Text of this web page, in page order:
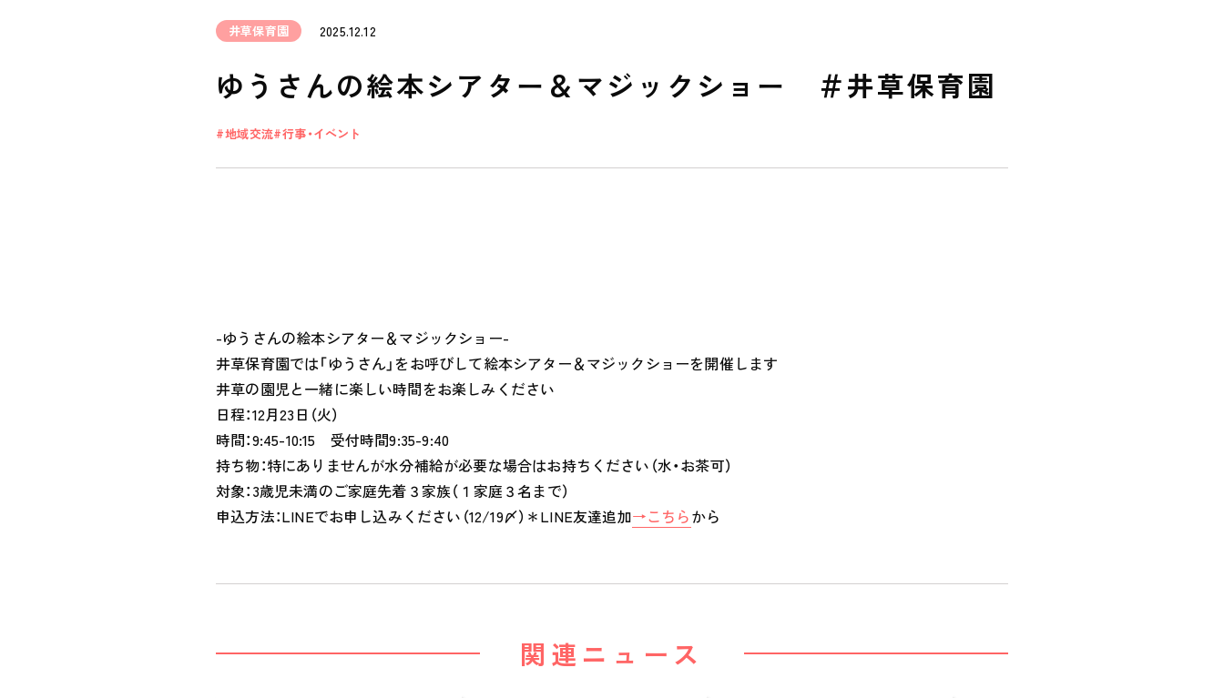
保育の特徴
FEATURE
全園一覧
cocoiro
井草保育園 2025.12.12
ゆうさんの絵本シアター＆マジックショー ＃井草保育園
地域交流 行事・イベント
-ゆうさんの絵本シアター＆マジックショー-
井草保育園では「ゆうさん」をお呼びして絵本シアター＆マジックショーを開催します
井草の園児と一緒に楽しい時間をお楽しみください
日程：12月23日（火）
時間：9:45-10:15 受付時間9:35-9:40
持ち物：特にありませんが水分補給が必要な場合はお持ちください（水・お茶可）
対象：3歳児未満のご家庭先着３家族（１家庭３名まで）
申込方法：LINEでお申し込みください（12/19〆）＊LINE友達追加→こちらから
関連ニュース